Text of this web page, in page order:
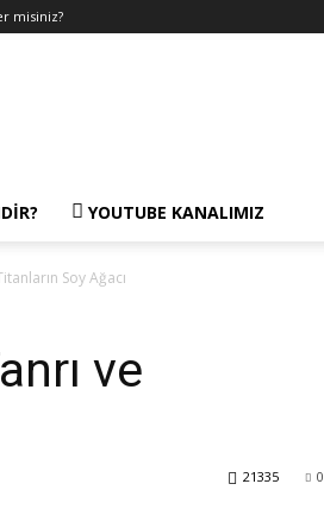
misiniz?
YOUTUBE KANALIMIZ
Soy Ağacı
ve
0
21335